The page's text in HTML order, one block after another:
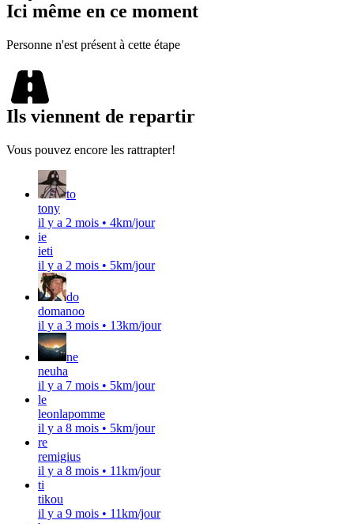
Ici même en ce moment
Personne n'est présent à cette étape
Ils viennent de repartir
Vous pouvez encore les rattrapter!
to
tony
il y a 2 mois • 4km/jour
ie
ieti
il y a 2 mois • 5km/jour
do
domanoo
il y a 3 mois • 13km/jour
ne
neuha
il y a 7 mois • 5km/jour
le
leonlapomme
il y a 8 mois • 5km/jour
re
remigius
il y a 8 mois • 11km/jour
ti
tikou
il y a 9 mois • 11km/jour